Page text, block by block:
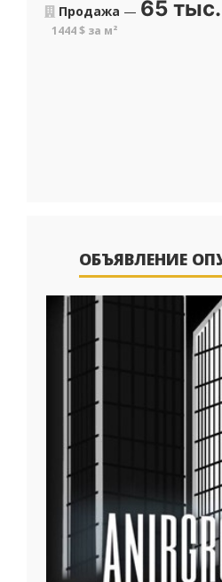
Продажа — 65 тыс.
1444 $ за м²
ОБЪЯВЛЕНИЕ